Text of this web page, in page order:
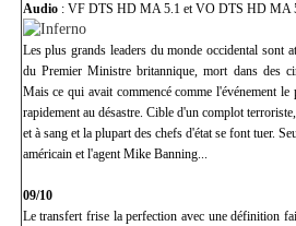
Audio: VF DTS HD MA 5.1 et VO DTS HD MA
Les plus grands leaders du monde occidental sont
du Premier Ministre britannique, mort dans des
Mais ce qui avait commencé comme l'événement le
rapidement au désastre. Cible d'un complot
et à sang et la plupart des chefs d'état se font tuer.
américain et l'agent Mike Banning...
09/10
Le transfert frise la perfection avec une définition